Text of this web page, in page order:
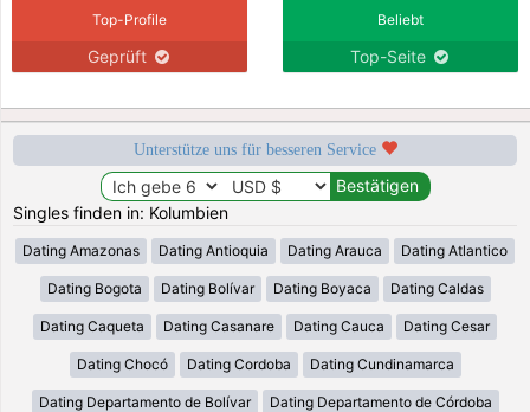
Top-Profile
Geprüft
Beliebt
Top-Seite
Unterstütze uns für besseren Service
Singles finden in: Kolumbien
Dating Amazonas Dating Antioquia Dating Arauca Dating Atlantico
Dating Bogota Dating Bolívar Dating Boyaca Dating Caldas
Dating Caqueta Dating Casanare Dating Cauca Dating Cesar
Dating Chocó Dating Cordoba Dating Cundinamarca
Dating Departamento de Bolívar Dating Departamento de Córdoba